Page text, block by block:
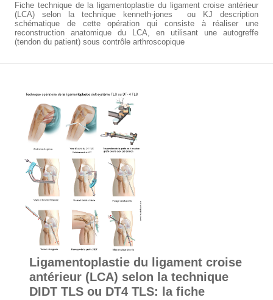
Fiche technique de la ligamentoplastie du ligament croise antérieur
(LCA) selon la technique kenneth-jones ou KJ description
schématique de cette opération qui consiste à réaliser une
reconstruction anatomique du LCA, en utilisant une autogreffe
(tendon du patient) sous contrôle arthroscopique
Ligamentoplastie du ligament croise
antérieur (LCA) selon la technique
DIDT TLS ou DT4 TLS: la fiche